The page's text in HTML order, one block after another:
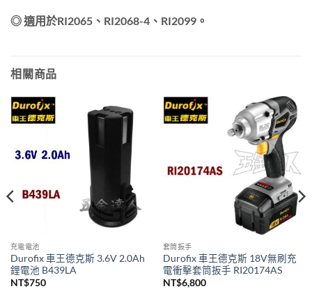
◎ 適用於RI2065、RI2068-4、RI2099。
相關商品
充電電池
Durofix 車王德克斯 3.6V 2.0Ah
鋰電池 B439LA
NT$750
套筒扳手
Durofix 車王德克斯 18V無刷充
電衝擊套筒扳手 RI20174AS
NT$6,800